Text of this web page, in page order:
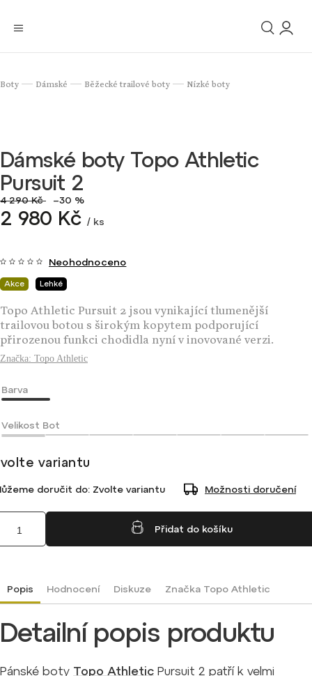
Boty / Dámské / Běžecké trailové boty / Nízké boty
Dámské boty Topo Athletic
Pursuit 2
4 290 Kč –30 %
2 980 Kč / ks
Akce Lehké
Neohodnoceno
Topo Athletic Pursuit 2 jsou vynikající tlumenější
trailovou botou s širokým kopytem podporující
přirozenou funkci chodidla nyní v inovované verzi.
Značka: Topo Athletic
Barva
Velikost Bot
variantu
doručit do: Zvolte variantu Možnosti doručení
Přidat do košíku
Popis Hodnocení Diskuze ZnačkaTopo Athletic
Detailní popis produktu
Pánské boty Topo Athletic Pursuit 2 patří k velmi